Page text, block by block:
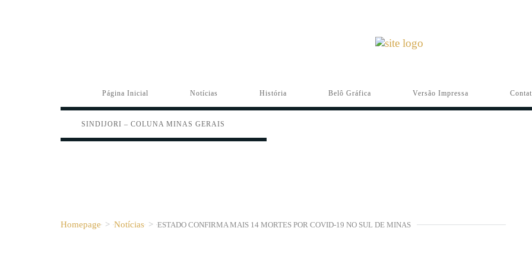
Página Inicial Notícias História Belô Gráfica Versão Impressa
SINDIJORI – COLUNA MINAS GERAIS
Homepage > Notícias > ESTADO CONFIRMA MAIS 14 MORTES POR COVID-19 NO SUL DE MINAS